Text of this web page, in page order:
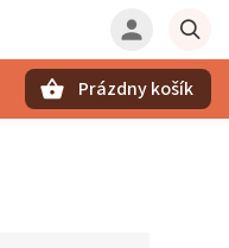
Prázdny košík